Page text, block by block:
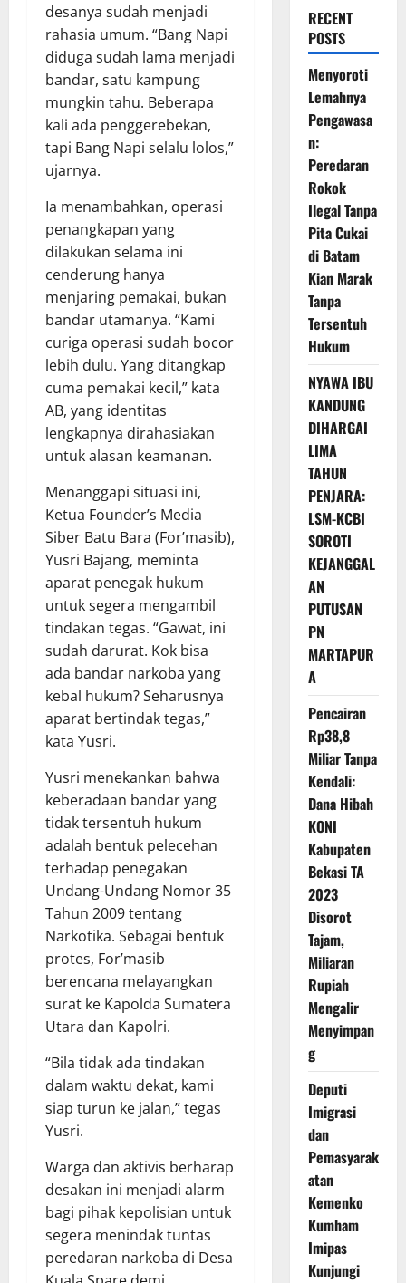
desanya sudah menjadi
rahasia umum. “Bang Napi
diduga sudah lama menjadi
bandar, satu kampung
mungkin tahu. Beberapa
kali ada penggerebekan,
tapi Bang Napi selalu lolos,”
ujarnya.
Ia menambahkan, operasi
penangkapan yang
dilakukan selama ini
cenderung hanya
menjaring pemakai, bukan
bandar utamanya. “Kami
curiga operasi sudah bocor
lebih dulu. Yang ditangkap
cuma pemakai kecil,” kata
AB, yang identitas
lengkapnya dirahasiakan
untuk alasan keamanan.
Menanggapi situasi ini,
Ketua Founder’s Media
Siber Batu Bara (For’masib),
Yusri Bajang, meminta
aparat penegak hukum
untuk segera mengambil
tindakan tegas. “Gawat, ini
sudah darurat. Kok bisa
ada bandar narkoba yang
kebal hukum? Seharusnya
aparat bertindak tegas,”
kata Yusri.
Yusri menekankan bahwa
keberadaan bandar yang
tidak tersentuh hukum
adalah bentuk pelecehan
terhadap penegakan
Undang-Undang Nomor 35
Tahun 2009 tentang
Narkotika. Sebagai bentuk
protes, For’masib
berencana melayangkan
surat ke Kapolda Sumatera
Utara dan Kapolri.
“Bila tidak ada tindakan
dalam waktu dekat, kami
siap turun ke jalan,” tegas
Yusri.
Warga dan aktivis berharap
desakan ini menjadi alarm
bagi pihak kepolisian untuk
segera menindak tuntas
peredaran narkoba di Desa
RECENT
POSTS
Menyoroti
Lemahnya
Pengawasa
n:
Peredaran
Rokok
Ilegal Tanpa
Pita Cukai
di Batam
Kian Marak
Tanpa
Tersentuh
Hukum
NYAWA IBU
KANDUNG
DIHARGAI
LIMA
TAHUN
PENJARA:
LSM-KCBI
SOROTI
KEJANGGAL
AN
PUTUSAN
PN
MARTAPUR
A
Pencairan
Rp38,8
Miliar Tanpa
Kendali:
Dana Hibah
KONI
Kabupaten
Bekasi TA
2023
Disorot
Tajam,
Miliaran
Rupiah
Mengalir
Menyimpan
g
Deputi
Imigrasi
dan
Pemasyarak
atan
Kemenko
Kumham
Imipas
Kunjungi